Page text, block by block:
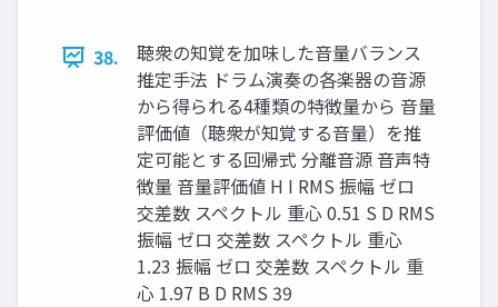
38.
聴衆の知覚を加味した音量バランス
推定手法 ドラム演奏の各楽器の音源
から得られる4種類の特徴量から 音量
評価値（聴衆が知覚する音量）を推
定可能とする回帰式 分離音源 音声特
徴量 音量評価値 H I RMS 振幅 ゼロ
交差数 スペクトル 重心 0.51 S D RMS
振幅 ゼロ 交差数 スペクトル 重心
1.23 振幅 ゼロ 交差数 スペクトル 重
心 1.97 B D RMS 39